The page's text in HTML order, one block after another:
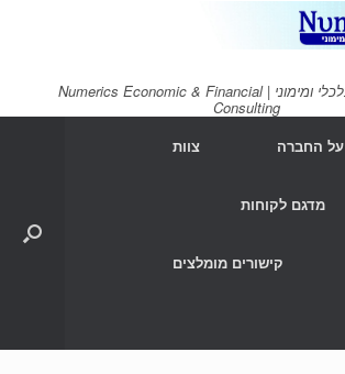
נומריקס ייעוץ כלכלי ומימוני | Numerics Economic & Financial
Consulting
על החברה צוות
מדגם לקוחות
קישורים מומלצים